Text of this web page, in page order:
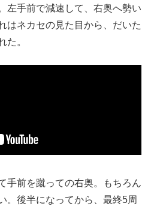
左手前で減速して、右奥へ勢い
はネカセの見た目から、だいた
た。
手前を蹴っての右奥。もちろん
。後半になってから、最終5周